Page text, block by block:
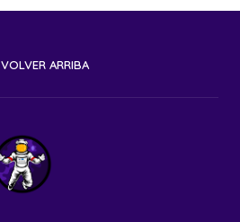
VOLVER ARRIBA